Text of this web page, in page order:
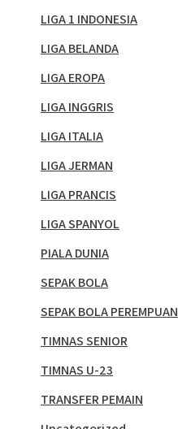
LIGA 1 INDONESIA
LIGA BELANDA
LIGA EROPA
LIGA INGGRIS
LIGA ITALIA
LIGA JERMAN
LIGA PRANCIS
LIGA SPANYOL
PIALA DUNIA
SEPAK BOLA
SEPAK BOLA PEREMPUAN
TIMNAS SENIOR
TIMNAS U-23
TRANSFER PEMAIN